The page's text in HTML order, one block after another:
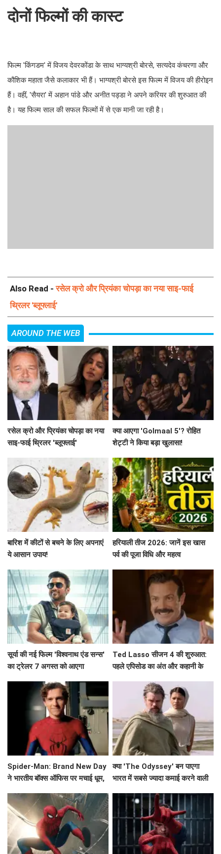
दोनों फिल्मों की कास्ट
फिल्म 'किंगडम' में विजय देवरकोंडा के साथ भाग्यश्री बोरसे, सत्यदेव कंचरणा और
कौशिक महाता जैसे कलाकार भी हैं। भाग्यश्री बोरसे इस फिल्म में विजय की हीरोइन
हैं। वहीं, 'सैयरा' में अहान पांडे और अनीत पड्डा ने अपने करियर की शुरुआत की
है। यह फिल्म साल की सफल फिल्मों में से एक मानी जा रही है।
Also Read -रसेल क्रो और प्रियंका चोपड़ा का नया साइ-फाई
थ्रिलर 'ब्लूफ्लाई'
AROUND THE WEB
रसेल क्रो और प्रियंका चोपड़ा का नया
साइ-फाई थ्रिलर 'ब्लूफ्लाई'
क्या आएगा 'Golmaal 5'? रोहित
शेट्टी ने किया बड़ा खुलासा!
बारिश में कीटों से बचने के लिए अपनाएं
ये आसान उपाय!
हरियाली तीज 2026: जानें इस खास
पर्व की पूजा विधि और महत्व
सूर्या की नई फिल्म 'विश्वनाथ एंड सन्स'
का ट्रेलर 7 अगस्त को आएगा
Ted Lasso सीजन 4 की शुरुआत:
पहले एपिसोड का अंत और कहानी के
Spider-Man: Brand New Day
ने भारतीय बॉक्स ऑफिस पर मचाई धूम,
क्या 'The Odyssey' बन पाएगा
भारत में सबसे ज्यादा कमाई करने वाली